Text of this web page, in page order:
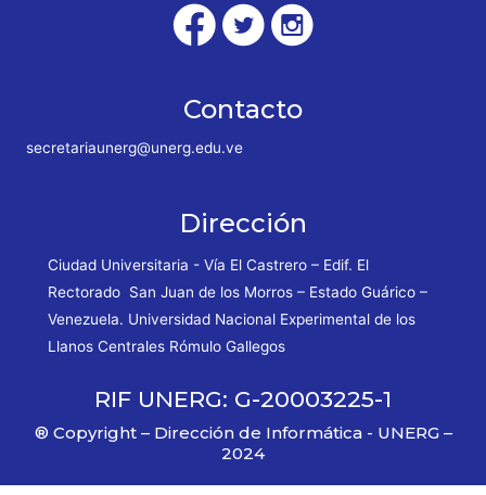
Contacto
secretariaunerg@unerg.edu.ve
Dirección
Ciudad Universitaria - Vía El Castrero – Edif. El
Rectorado San Juan de los Morros – Estado Guárico –
Venezuela. Universidad Nacional Experimental de los
Llanos Centrales Rómulo Gallegos
RIF UNERG: G-20003225-1
® Copyright – Dirección de Informática - UNERG –
2024